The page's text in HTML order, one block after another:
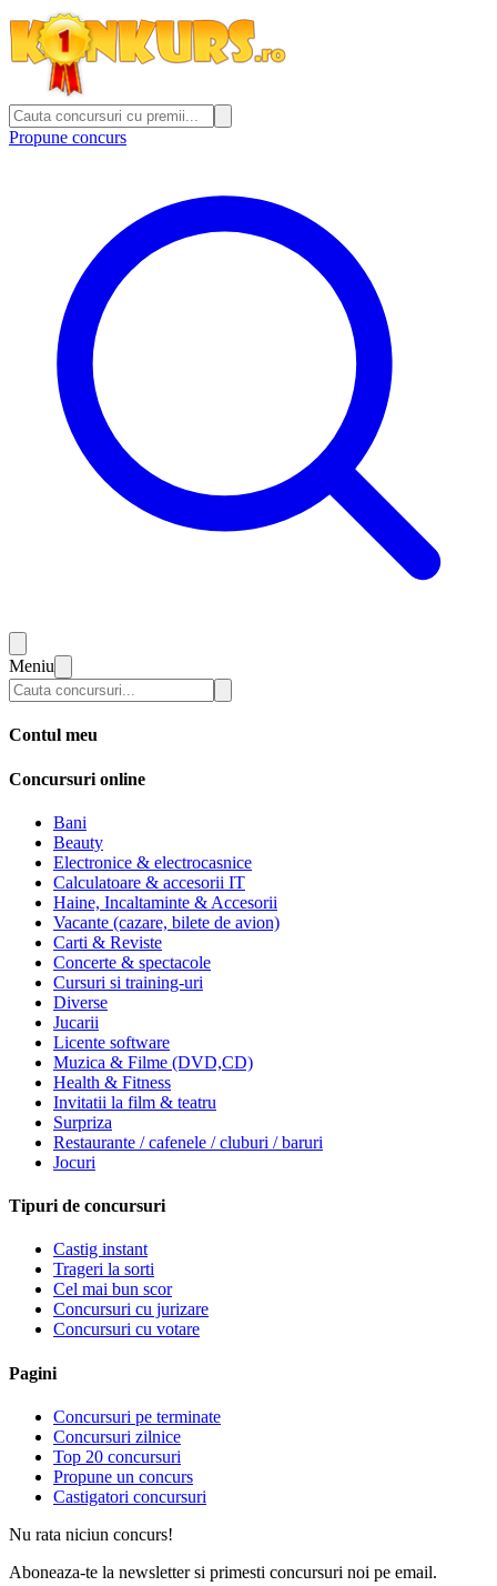
Propune concurs
Meniu
Contul meu
Concursuri online
Bani
Beauty
Electronice & electrocasnice
Calculatoare & accesorii IT
Haine, Incaltaminte & Accesorii
Vacante (cazare, bilete de avion)
Carti & Reviste
Concerte & spectacole
Cursuri si training-uri
Diverse
Jucarii
Licente software
Muzica & Filme (DVD,CD)
Health & Fitness
Invitatii la film & teatru
Surpriza
Restaurante / cafenele / cluburi / baruri
Jocuri
Tipuri de concursuri
Castig instant
Trageri la sorti
Cel mai bun scor
Concursuri cu jurizare
Concursuri cu votare
Pagini
Concursuri pe terminate
Concursuri zilnice
Top 20 concursuri
Propune un concurs
Castigatori concursuri
Nu rata niciun concurs!
Aboneaza-te la newsletter si primesti concursuri noi pe email.